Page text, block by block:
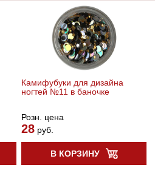
Камифубуки для дизайна
ногтей №11 в баночке
Розн. цена
28 руб.
В КОРЗИНУ